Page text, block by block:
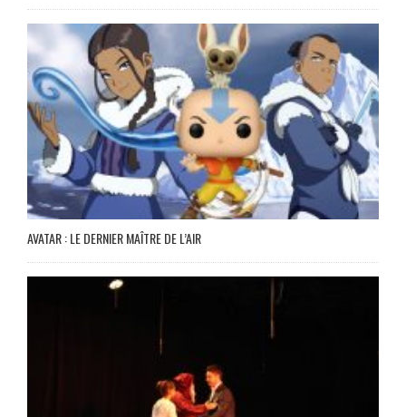
AVATAR : LE DERNIER MAÎTRE DE L’AIR